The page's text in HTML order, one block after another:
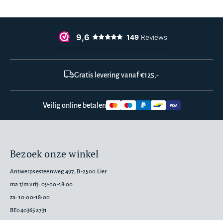
Gratis levering vanaf €125,-
Veilig online betalen
Bezoek onze winkel
Antwerpsesteenweg 497, B-2500 Lier
ma t/m vrij: 09:00-18:00
za: 10:00-18:00
BE0403652731